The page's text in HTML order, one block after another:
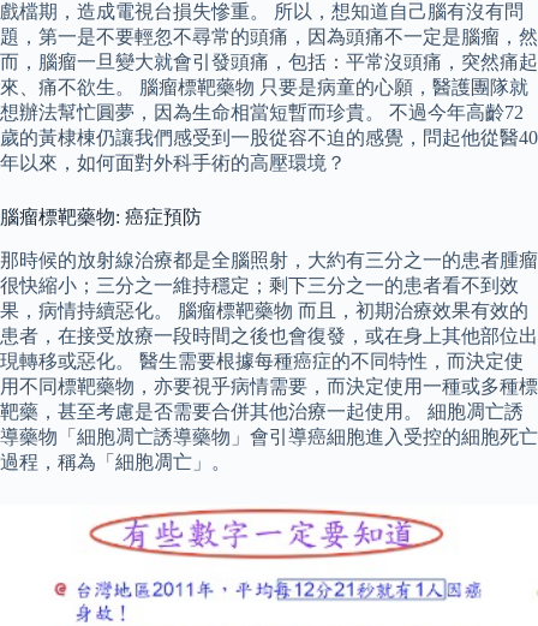
戲檔期，造成電視台損失慘重。 所以，想知道自己腦有沒有問
題，第一是不要輕忽不尋常的頭痛，因為頭痛不一定是腦瘤，然
而，腦瘤一旦變大就會引發頭痛，包括：平常沒頭痛，突然痛起
來、痛不欲生。 腦瘤標靶藥物 只要是病童的心願，醫護團隊就
想辦法幫忙圓夢，因為生命相當短暫而珍貴。 不過今年高齡72
歲的黃棣棟仍讓我們感受到一股從容不迫的感覺，問起他從醫40
年以來，如何面對外科手術的高壓環境？
腦瘤標靶藥物: 癌症預防
那時候的放射線治療都是全腦照射，大約有三分之一的患者腫瘤
很快縮小；三分之一維持穩定；剩下三分之一的患者看不到效
果，病情持續惡化。 腦瘤標靶藥物 而且，初期治療效果有效的
患者，在接受放療一段時間之後也會復發，或在身上其他部位出
現轉移或惡化。 醫生需要根據每種癌症的不同特性，而決定使
用不同標靶藥物，亦要視乎病情需要，而決定使用一種或多種標
靶藥，甚至考慮是否需要合併其他治療一起使用。 細胞凋亡誘
導藥物「細胞凋亡誘導藥物」會引導癌細胞進入受控的細胞死亡
過程，稱為「細胞凋亡」。